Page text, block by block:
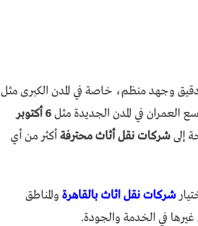
دقيق وجهد منظم، خاصة في المدن الكبرى مثل
العمران في المدن الجديدة مثل6 أكتوبر
إلىشركات نقل أثاث محترفة أكثر من أي
شركات نقل اثاث بالقاهرة والمناطق
في الخدمة والجودة.